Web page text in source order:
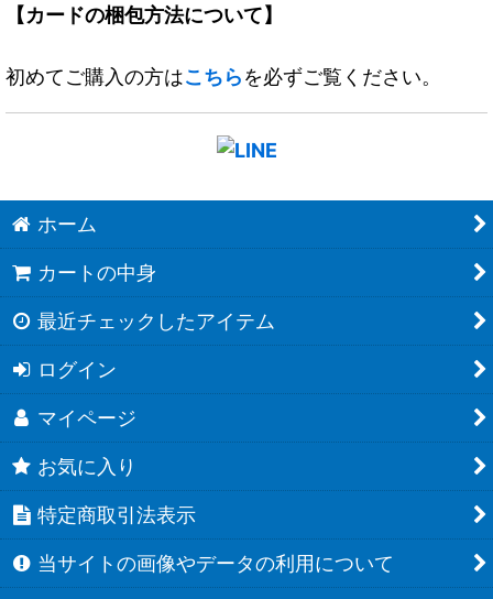
【カードの梱包方法について】
初めてご購入の方はこちらを必ずご覧ください。
ホーム
カートの中身
最近チェックしたアイテム
ログイン
マイページ
お気に入り
特定商取引法表示
当サイトの画像やデータの利用について